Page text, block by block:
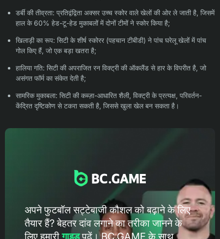
डर्बी की तीव्रता: प्रतिद्वंद्विता अक्सर उच्च स्कोर वाले खेलों की ओर ले जाती है, जिसमें
हाल के 60% हेड-टू-हेड मुकाबलों में दोनों टीमों ने स्कोर किया है;
खिलाड़ी का रूप: सिटी के शीर्ष स्कोरर (पहचान टीबीडी) ने पांच घरेलू खेलों में पांच
गोल किए हैं, जो एक बड़ा खतरा है;
हालिया गति: सिटी की अपराजित रन विक्ट्री की ऑकलैंड से हार के विपरीत है, जो
असंगत फॉर्म का संकेत देती है;
सामरिक मुकाबला: सिटी की कब्ज़ा-आधारित शैली, विक्ट्री के प्रत्यक्ष, परिवर्तन-
केंद्रित दृष्टिकोण से टकरा सकती है, जिससे खुला खेल बन सकता है।
अपने फुटबॉल सट्टेबाजी कौशल को बढ़ाने के लिए
तैयार हैं? बेहतर दांव लगाने का तरीका जानने के
लिए हमारीगाइडपढ़ें। BC.GAME के ​​साथ